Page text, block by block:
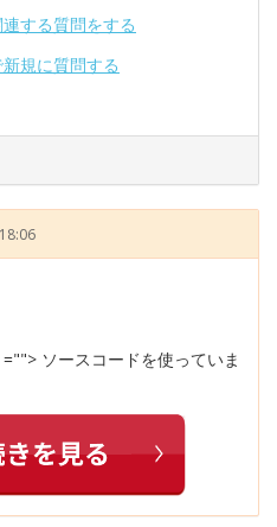
する質問をする
規に質問する
ソースコードを使っていま